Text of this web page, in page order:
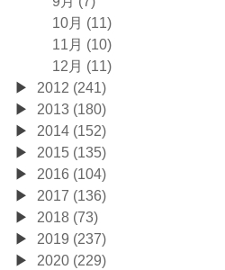
10月 (11)
11月 (10)
12月 (11)
2012 (241)
2013 (180)
2014 (152)
2015 (135)
2016 (104)
2017 (136)
2018 (73)
2019 (237)
2020 (229)